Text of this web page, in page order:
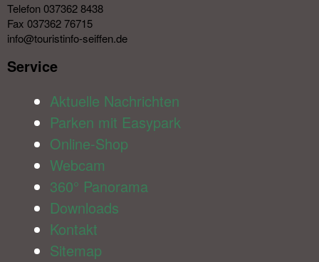
Telefon 037362 8438
Fax 037362 76715
info@touristinfo-seiffen.de
Service​
Aktuelle Nachrichten
Parken mit Easypark
Online-Shop
Webcam
360° Panorama
Downloads
Kontakt
Sitemap